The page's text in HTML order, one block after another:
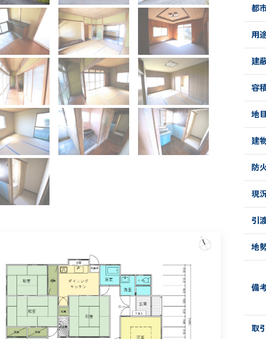
都
用
建
容
地目
建
防
現
引
地
備
取